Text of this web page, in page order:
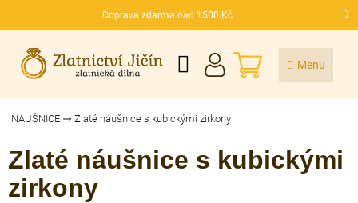
Doprava zdarma nad 1500 Kč
CZK
NÁKUPNÍ
KOŠÍK
NÁUŠNICE Zlaté náušnice s kubickými zirkony
Zlaté náušnice s kubickými
zirkony